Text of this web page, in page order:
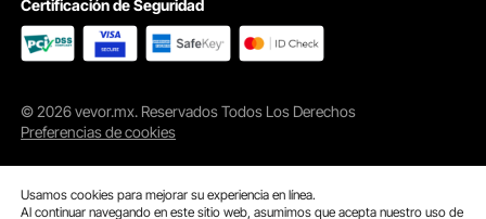
Certificación de Seguridad
© 2026 vevor.mx. Reservados Todos Los Derechos
Preferencias de cookies
Usamos cookies para mejorar su experiencia en línea.
Al continuar navegando en este sitio web, asumimos que acepta nuestro uso de